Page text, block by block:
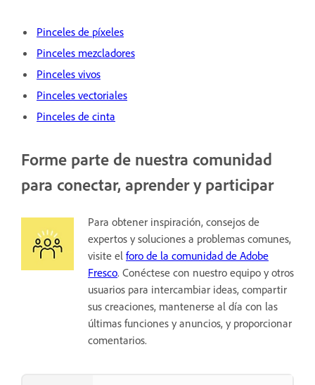
Pinceles de píxeles
Pinceles mezcladores
Pinceles vivos
Pinceles vectoriales
Pinceles de cinta
Forme parte de nuestra comunidad
para conectar, aprender y participar
Para obtener inspiración, consejos de
expertos y soluciones a problemas comunes,
visite el foro de la comunidad de Adobe
Fresco. Conéctese con nuestro equipo y otros
usuarios para intercambiar ideas, compartir
sus creaciones, mantenerse al día con las
últimas funciones y anuncios, y proporcionar
comentarios.